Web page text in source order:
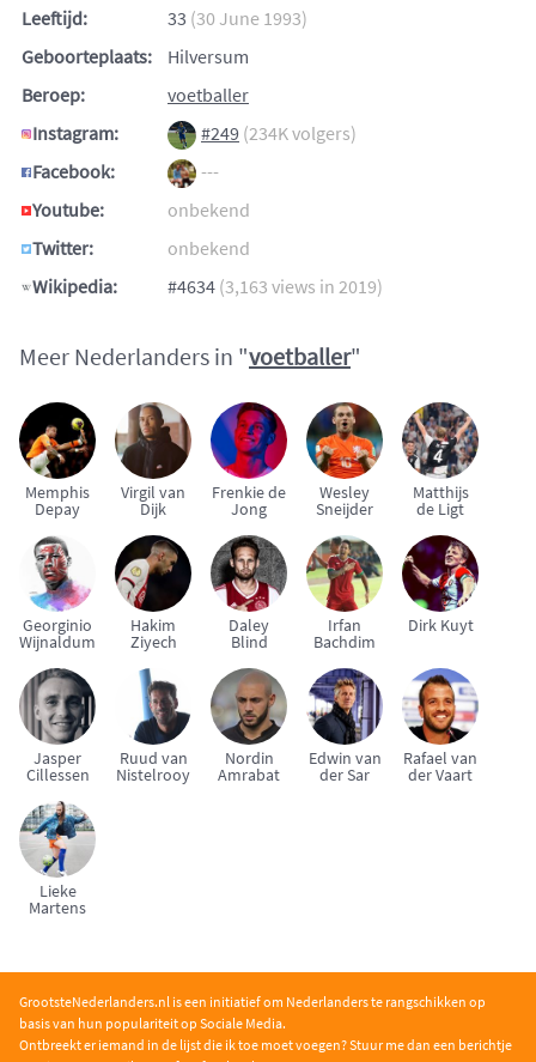
Leeftijd:
33 (30 June 1993)
Geboorteplaats:
Hilversum
Beroep:
voetballer
Instagram:
#249 (234K volgers)
Facebook:
---
Youtube:
onbekend
Twitter:
onbekend
Wikipedia:
#4634 (3,163 views in 2019)
Meer Nederlanders in "voetballer"
Memphis
Depay
Virgil van
Dijk
Frenkie de
Jong
Wesley
Sneijder
Matthijs
de Ligt
Georginio
Wijnaldum
Hakim
Ziyech
Daley
Blind
Irfan
Bachdim
Dirk Kuyt
Jasper
Cillessen
Ruud van
Nistelrooy
Nordin
Amrabat
Edwin van
der Sar
Rafael van
der Vaart
Lieke
Martens
GrootsteNederlanders.nl is een initiatief om Nederlanders te rangschikken op
basis van hun populariteit op Sociale Media.
Ontbreekt er iemand in de lijst die ik toe moet voegen? Stuur me dan een berichtje